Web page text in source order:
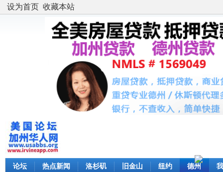
设为首页 收藏本站
论坛 热点新闻 洛杉矶 旧金山 纽约 德州